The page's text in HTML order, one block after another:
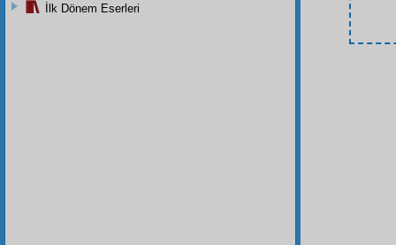
İlk Dönem Eserleri